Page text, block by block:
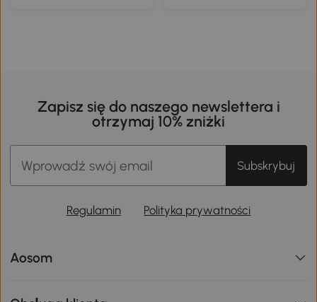
Zapisz się do naszego newslettera i
otrzymaj 10% zniżki
Subskrybuj
Regulamin Polityka prywatności
Aosom